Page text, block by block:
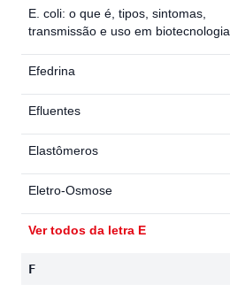
E. coli: o que é, tipos, sintomas,
transmissão e uso em biotecnologia
Efedrina
Efluentes
Elastômeros
Eletro-Osmose
Ver todos da letra E
F